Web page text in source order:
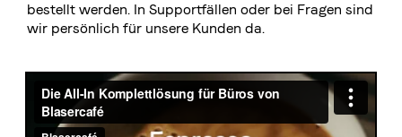
Anmelde- und Teilnahmebedingungen
Teilen
Blasercafé
Rösterei Kaffee und Bar
© 2026 Blasercafé AG EN
bestellt werden. In Supportfällen oder bei Fragen sind
wir persönlich für unsere Kunden da.